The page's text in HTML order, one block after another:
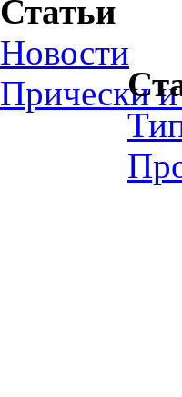
Статьи
Новости
Прически